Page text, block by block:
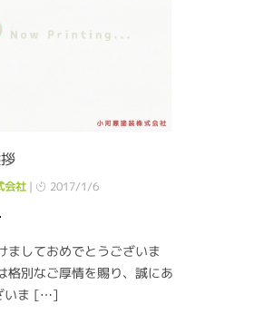
会社 | 2017/1/6
ましておめでとうございま
格別なご厚情を賜り、誠にあ
いま […]